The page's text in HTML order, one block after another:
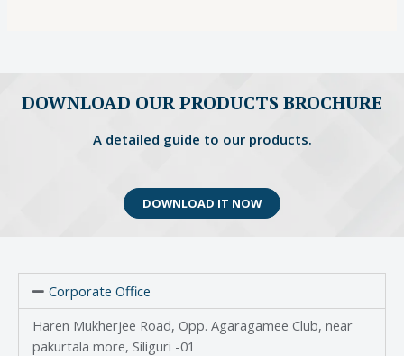
DOWNLOAD OUR PRODUCTS BROCHURE
A detailed guide to our products.
DOWNLOAD IT NOW
Corporate Office
Haren Mukherjee Road, Opp. Agaragamee Club, near
pakurtala more, Siliguri -01